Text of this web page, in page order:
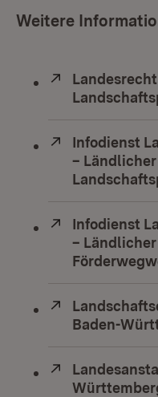
Weitere
Extern:
Extern:
Infodienst
–
Extern:
Infodienst
– Ländlicher
Extern:
Baden-
Extern: